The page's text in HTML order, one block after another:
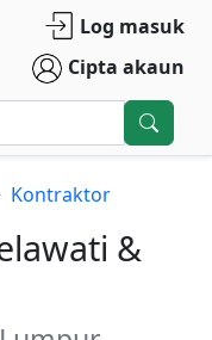
Log masuk
Cipta akaun
Kontraktor
&